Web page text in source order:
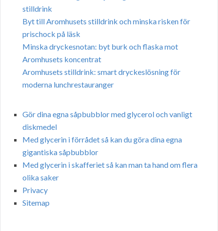
stilldrink
Byt till Aromhusets stilldrink och minska risken för
prischock på läsk
Minska dryckesnotan: byt burk och flaska mot
Aromhusets koncentrat
Aromhusets stilldrink: smart dryckeslösning för
moderna lunchrestauranger
Gör dina egna såpbubblor med glycerol och vanligt
diskmedel
Med glycerin i förrådet så kan du göra dina egna
gigantiska såpbubblor
Med glycerin i skafferiet så kan man ta hand om flera
olika saker
Privacy
Sitemap